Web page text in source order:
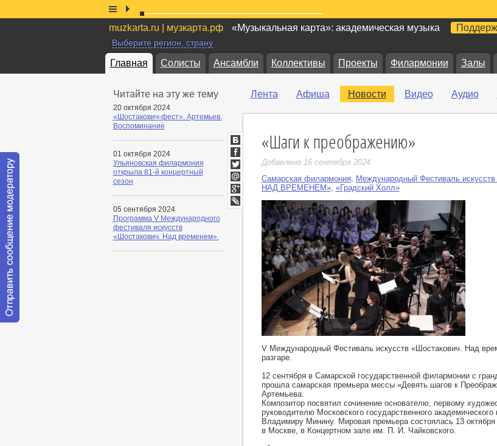
muzkarta.ru | музкарта.рф
«Музыкальная карта»: академическая музыка
Выберите регион, страну
Главная Солисты Ансамбли Коллективы Проекты Филармонии Залы
Читайте на эту же тему
20 октября 2024
«Шостакович-фест». Артемьев.
Воспоминание
01 октября 2024
Ульяновская филармония
открыла 81-й концертный
сезон
05 сентября 2024
Программа V Международного
фестиваля искусств
«Шостакович. Над временем».
Лента Афиша Новости Видео Аудио
«Шаги к преображению»
Добавлено 16 сентября 2024
Самарская филармония,
Международный Фестиваль
НАД ВРЕМЕНЕМ», «Градский Холл»
V Международный Фестиваль искусств «Шостакович. Над
разгаре.
12 сентября в Самарской государственной филармонии с
прошла самарская премьера мессы «Девять шагов к
Артемьева.
Композитор посвятил сочинение основателю, первому
руководителю Московского государственного академического
Владимиру Минину. Мировая премьера состоялась 13 октября
в Москве, в Концертном зале им. П. И. Чайковского.
ВКонтакте
Facebook
Twitter
Мой
Мир
Google+
LiveJournal